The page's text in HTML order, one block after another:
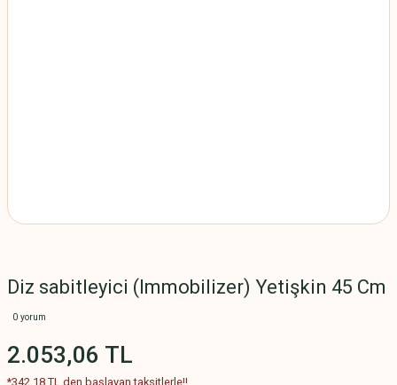
Diz sabitleyici (Immobilizer) Yetişkin 45 Cm
0 yorum
2.053,06 TL
*342,18 TL den başlayan taksitlerle!!